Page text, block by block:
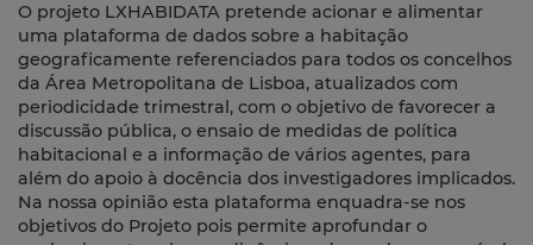
O projeto LXHABIDATA pretende acionar e alimentar
uma plataforma de dados sobre a habitação
geograficamente referenciados para todos os concelhos
da Área Metropolitana de Lisboa, atualizados com
periodicidade trimestral, com o objetivo de favorecer a
discussão pública, o ensaio de medidas de política
habitacional e a informação de vários agentes, para
além do apoio à docência dos investigadores implicados.
Na nossa opinião esta plataforma enquadra-se nos
objetivos do Projeto pois permite aprofundar o